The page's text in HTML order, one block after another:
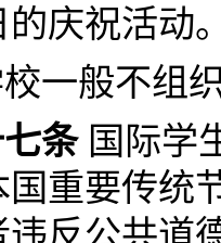
的庆祝活动
般不组织
条国际学
国重要传统